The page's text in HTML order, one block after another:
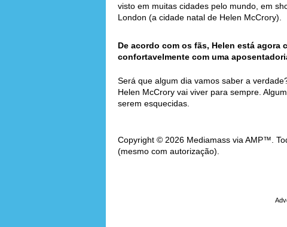
visto em muitas cidades pelo mundo, em
London (a cidade natal de Helen McCrory).
De acordo com os fãs, Helen está agora
confortavelmente com uma
Será que algum dia vamos saber a
Helen McCrory vai viver para sempre.
serem esquecidas.
Copyright © 2026 Mediamass via AMP™.
(mesmo com autorização).